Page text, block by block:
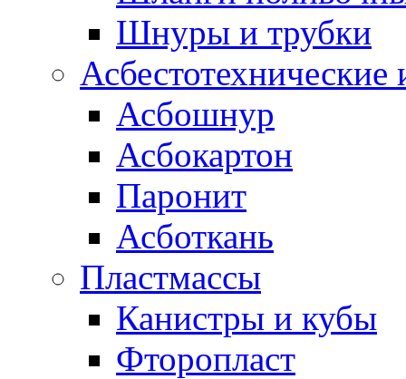
Шнуры и трубки
Асбестотехнические
Асбошнур
Асбокартон
Паронит
Асботкань
Пластмассы
Канистры и кубы
Фторопласт